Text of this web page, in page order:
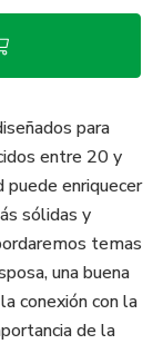
para
entre 20 y
enriquecer
sólidas y
temas
una buena
conexión con la
de la